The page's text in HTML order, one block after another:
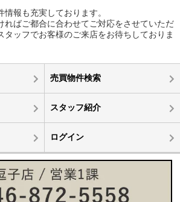
報も充実しております。
ればご都合に合わせてご対応をさせていただ
タッフでお客様のご来店をお待ちしておりま
売買物件検索
スタッフ紹介
ログイン